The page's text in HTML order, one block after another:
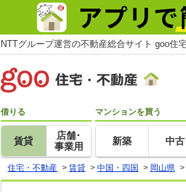
NTTグループ運営の不動産総合サイト goo住
借りる
賃貸
店舗･
事業用
マンションを買う
新築 中古
住宅・不動産 > 賃貸 > 中国・四国 > 岡山県 >